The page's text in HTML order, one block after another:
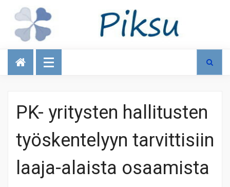
Talous
PK- yritysten hallitusten
työskentelyyn tarvittisiin
laaja-alaista osaamista